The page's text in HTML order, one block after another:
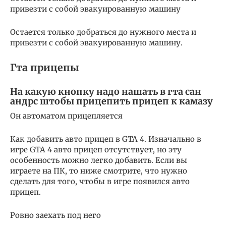
привезти с собой эвакуированную машину
Остается только добраться до нужного места и
привезти с собой эвакуированную машину.
Гта прицепы
На какую кнопку надо нашать в гта сан
андрс штобы прицепить прицеп к камазу
Он автоматом прицепляется
Как добавить авто прицеп в GTA 4. Изначально в
игре GTA 4 авто прицеп отсутствует, но эту
особенность можно легко добавить. Если вы
играете на ПК, то ниже смотрите, что нужно
сделать для того, чтобы в игре появился авто
прицеп.
Ровно заехать под него